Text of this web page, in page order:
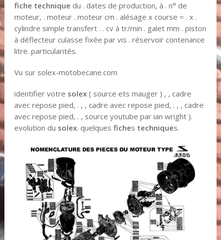
fiche technique du . dates de production, à . n° de
moteur, . moteur . moteur cm . alésage x course = . x .
cylindre simple transfert . . cv à tr/min . galet mm . piston
à déflecteur culasse fixée par vis . réservoir contenance
litre. particularités.
Vu sur solex-motobecane.com
identifier votre solex( source ets mauger ) , , cadre
avec repose pied, . , , cadre avec repose pied, . , , cadre
avec repose pied, . , source youtube par ian wright ).
evolution du solex. quelques fiches techniques.